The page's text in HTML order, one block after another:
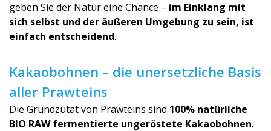
geben Sie der Natur eine Chance – im Einklang mit
sich selbst und der äußeren Umgebung zu sein, ist
einfach entscheidend.
Kakaobohnen – die unersetzliche Basis
aller Prawteins
Die Grundzutat von Prawteins sind 100% natürliche
BIO RAW fermentierte ungeröstete Kakaobohnen.